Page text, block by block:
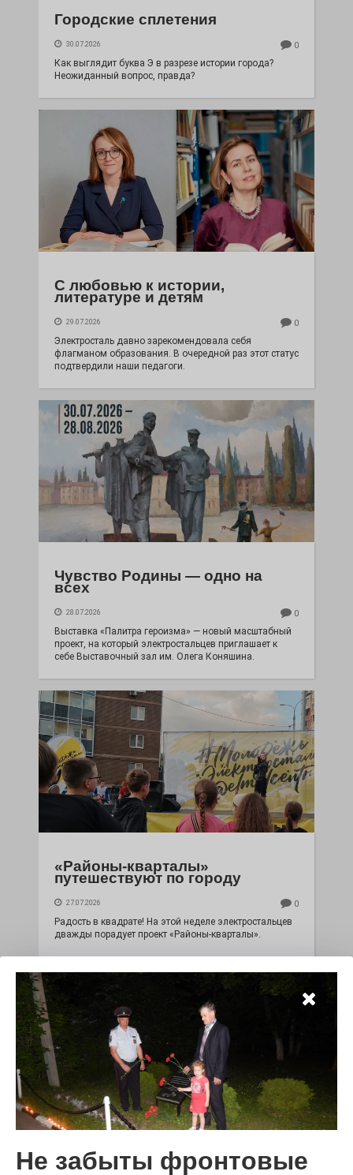
Городские сплетения
30.07.2026 0
Как выглядит буква Э в разрезе истории города?
Неожиданный вопрос, правда?
С любовью к истории,
литературе и детям
29.07.2026 0
Электросталь давно зарекомендовала себя
флагманом образования. В очередной раз этот статус
подтвердили наши педагоги.
Чувство Родины — одно на
всех
28.07.2026 0
Выставка «Палитра героизма» — новый масштабный
проект, на который электростальцев приглашает к
себе Выставочный зал им. Олега Коняшина.
«Районы-кварталы»
путешествуют по городу
27.07.2026 0
Радость в квадрате! На этой неделе электростальцев
дважды порадует проект «Районы-кварталы».
26.07.2026 0
Не забыты фронтовые